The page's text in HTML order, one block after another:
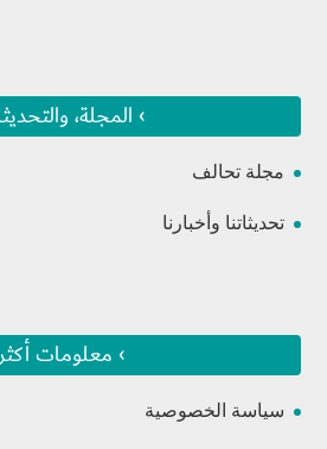
› المجلة،
مجلة تحالف
تحديثاتنا وأخبارنا
› معلومات
سياسة الخصوصية